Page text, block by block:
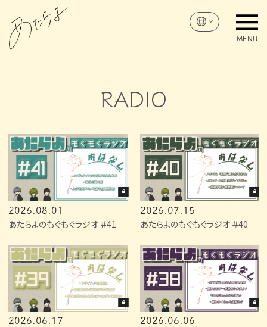
RADIO
2026.08.01
あたらよのもぐもぐラジオ ＃41
2026.07.15
あたらよのもぐもぐラジオ ＃40
2026.06.17 2026.06.06